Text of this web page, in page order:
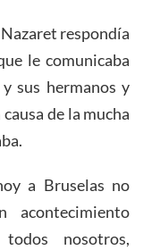
Nazaret respondía
le comunicaba
sus hermanos y
de la mucha
a Bruselas no
acontecimiento
nosotros,